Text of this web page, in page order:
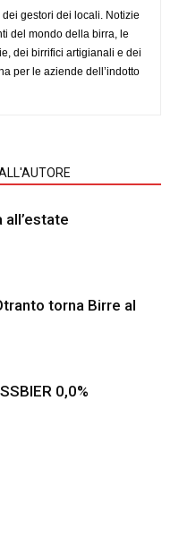
gestori dei locali. Notizie
del mondo della birra, le
dei birrifici artigianali e dei
per le aziende dell’indotto
torna Birre al
0,0%